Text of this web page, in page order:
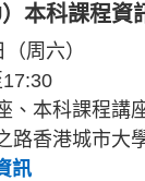
本科課程資
周六）
、本科課程講
路香港城市大
訊